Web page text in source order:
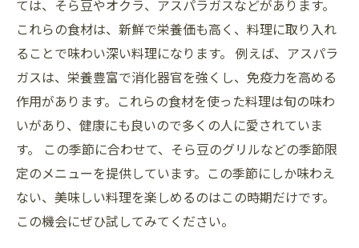
ては、そら豆やオクラ、アスパラガスなどがあります。
これらの食材は、新鮮で栄養価も高く、料理に取り入れ
ることで味わい深い料理になります。 例えば、アスパラ
ガスは、栄養豊富で消化器官を強くし、免疫力を高める
作用があります。これらの食材を使った料理は旬の味わ
いがあり、健康にも良いので多くの人に愛されていま
す。 この季節に合わせて、そら豆のグリルなどの季節限
定のメニューを提供しています。この季節にしか味わえ
ない、美味しい料理を楽しめるのはこの時期だけです。
この機会にぜひ試してみてください。